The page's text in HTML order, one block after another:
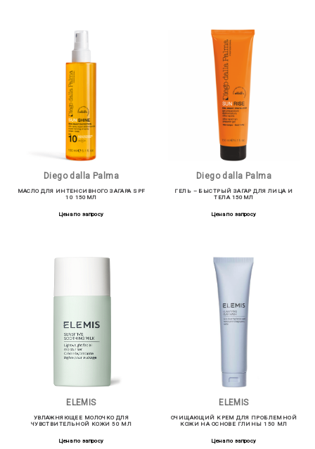
Diego dalla Palma
МАСЛО ДЛЯ ИНТЕНСИВНОГО ЗАГАРА SPF
10 150МЛ
Цена по запросу
Diego dalla Palma
ГЕЛЬ – БЫСТРЫЙ ЗАГАР ДЛЯ ЛИЦА И
ТЕЛА 150МЛ
Цена по запросу
ELEMIS
УВЛАЖНЯЮЩЕЕ МОЛОЧКО ДЛЯ
ЧУВСТВИТЕЛЬНОЙ КОЖИ 50 МЛ
Цена по запросу
ELEMIS
ОЧИЩАЮЩИЙ КРЕМ ДЛЯ ПРОБЛЕМНОЙ
КОЖИ НА ОСНОВЕ ГЛИНЫ 150 МЛ
Цена по запросу